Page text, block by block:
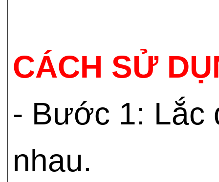
CÁCH SỬ
- Bước 1: Lắc
nhau.